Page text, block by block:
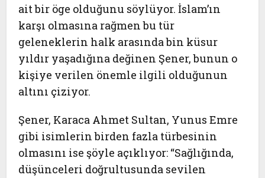
ait bir öge olduğunu söylüyor. İslam’ın
karşı olmasına rağmen bu tür
geleneklerin halk arasında bin küsur
yıldır yaşadığına değinen Şener, bunun o
kişiye verilen önemle ilgili olduğunun
altını çiziyor.
Şener, Karaca Ahmet Sultan, Yunus Emre
gibi isimlerin birden fazla türbesinin
olmasını ise şöyle açıklıyor: “Sağlığında,
düşünceleri doğrultusunda sevilen